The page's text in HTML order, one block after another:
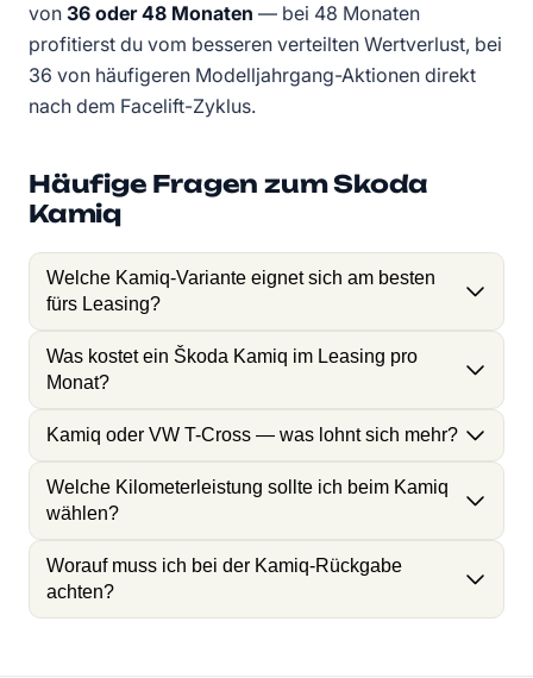
von 36 oder 48 Monaten — bei 48 Monaten
profitierst du vom besseren verteilten Wertverlust, bei
36 von häufigeren Modelljahrgang-Aktionen direkt
nach dem Facelift-Zyklus.
Häufige Fragen zum Skoda
Kamiq
Welche Kamiq-Variante eignet sich am besten
fürs Leasing?
Was kostet ein Škoda Kamiq im Leasing pro
Monat?
Kamiq oder VW T-Cross — was lohnt sich mehr?
Welche Kilometerleistung sollte ich beim Kamiq
wählen?
Worauf muss ich bei der Kamiq-Rückgabe
achten?